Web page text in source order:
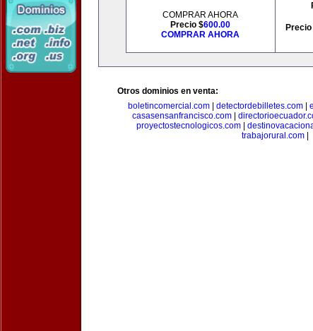
COMPRAR AHORA
Precio $600.00
COMPRAR AHORA
Otros dominios en venta:
boletincomercial.com
detectordebilletes.com
casasensanfrancisco.com|
proyectostecnologicos.com|
trabajorural.com|